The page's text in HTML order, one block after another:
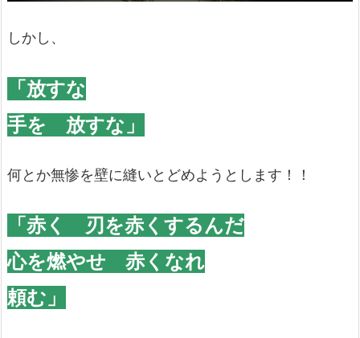
しかし、
「放すな
手を 放すな」
何とか無惨を壁に縫いとどめようとします！！
「赤く 刃を赤くするんだ
心を燃やせ 赤くなれ
頼む」